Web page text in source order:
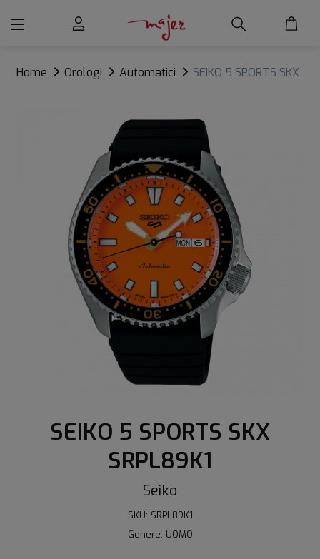
Home Orologi Automatici SEIKO 5 SPORTS SKX
SEIKO 5 SPORTS SKX
SRPL89K1
Seiko
SKU: SRPL89K1
Genere: UOMO